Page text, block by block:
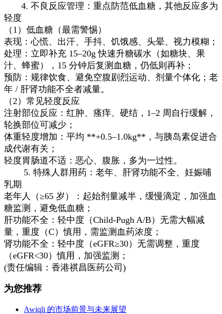
4. 不良反应管理：重点防范低血糖，其他反应多为
轻度
（1）低血糖（最需警惕）
表现：心慌、出汗、手抖、饥饿感、头晕、视力模糊；
处理：立即补充 15–20g 快速升糖碳水（如糖块、果
汁、蜂蜜），15 分钟后复测血糖，仍低则再补；
预防：规律饮食、避免空腹剧烈运动、剂量个体化；老
年 / 肝肾功能不全者减量。
（2）常见轻度反应
注射部位反应：红肿、瘙痒、硬结，1–2 周自行缓解，
轮换部位可减少；
体重轻度增加：平均 **+0.5–1.0kg**，与胰岛素促进合
成代谢有关；
轻度胃肠道不适：恶心、腹胀，多为一过性。
5. 特殊人群用药：老年、肝肾功能不全、妊娠哺
乳期
老年人（≥65 岁）：起始剂量减半，缓慢滴定，加强血
糖监测，避免低血糖；
肝功能不全：轻中度（Child-Pugh A/B）无需大幅减
量，重度（C）慎用，需监测血药浓度；
肾功能不全：轻中度（eGFR≥30）无需调整，重度
（eGFR<30）慎用，加强监测；
(责任编辑：香港祺昌医药公司)
为您推荐
Awiqli 的市场前景与未来展望